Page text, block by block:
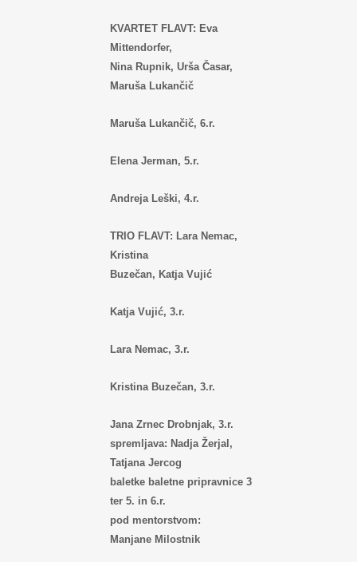
KVARTET FLAVT: Eva
Mittendorfer,
Nina Rupnik, Urša Časar,
Maruša Lukančič
Maruša Lukančič, 6.r.
Elena Jerman, 5.r.
Andreja Leški, 4.r.
TRIO FLAVT: Lara Nemac,
Kristina
Buzečan, Katja Vujić
Katja Vujić, 3.r.
Lara Nemac, 3.r.
Kristina Buzečan, 3.r.
Jana Zrnec Drobnjak, 3.r.
spremljava: Nadja Žerjal,
Tatjana Jercog
baletke baletne pripravnice 3
ter 5. in 6.r.
pod mentorstvom:
Manjane Milostnik